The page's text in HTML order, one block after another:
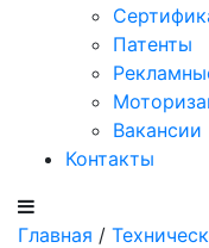
Патенты
Вакансии
Контакты
Главная /